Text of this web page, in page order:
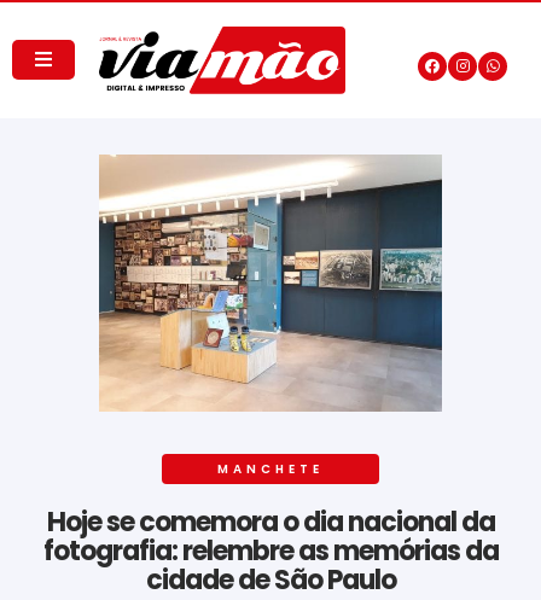
MANCHETE
Hoje se comemora o dia nacional da
fotografia: relembre as memórias da
cidade de São Paulo